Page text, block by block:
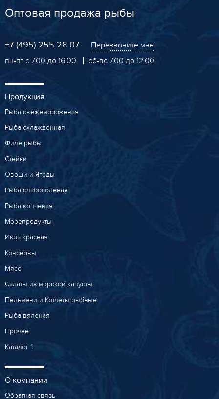
Оптовая продажа рыбы
+7 (495) 255 28 07
Перезвоните мне
пн-пт с 7.00 до 16.00
сб-вс 7.00 до 12.00
Продукция
Рыба свежемороженая
Рыба охлажденная
Филе рыбы
Стейки
Овощи и Ягоды
Рыба слабосоленая
Рыба копченая
Морепродукты
Икра красная
Консервы
Мясо
Салаты из морской капусты
Пельмени и Котлеты рыбные
Рыба вяленая
Прочее
Каталог 1
О компании
Обратная связь